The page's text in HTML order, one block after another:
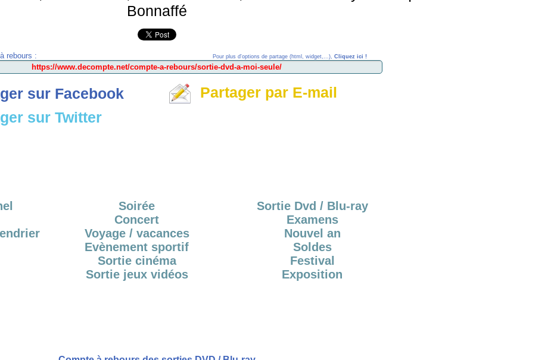
Bonnaffé
rebours : Pour plus d'options de partage (html, widget,...), Cliquez ici !
sur Facebook
sur Twitter
Partager par E-mail
Soirée
Concert
Voyage / vacances
Evènement sportif
Sortie cinéma
Sortie jeux vidéos
Sortie Dvd / Blu-ray
Examens
Nouvel an
Soldes
Festival
Exposition